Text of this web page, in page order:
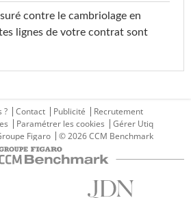
contre le cambriolage en
lignes de votre contrat sont
? Contact Publicité
Recrutement
Paramétrer les cookies
Gérer Utiq
Figaro © 2026 CCM Benchmark